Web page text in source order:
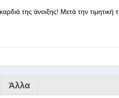
της άνοιξης! Μετά την τιμητική
Άλλα